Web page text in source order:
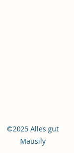
©2025 Alles gut
Mausily